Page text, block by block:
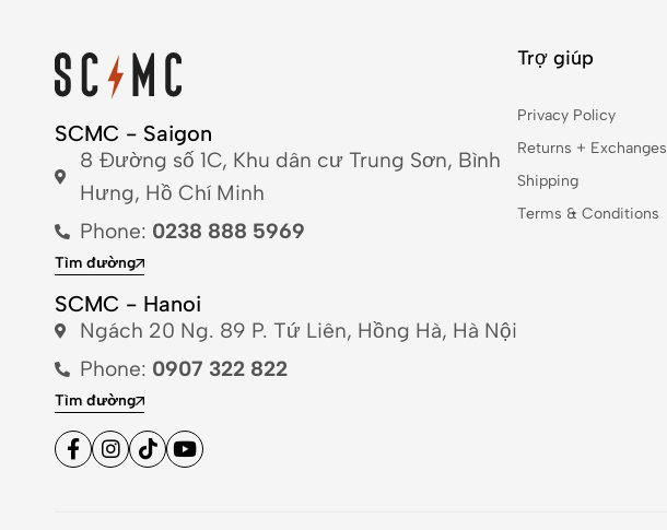
SCMC - Saigon
8 Đường số 1C, Khu dân cư Trung Sơn, Bình
Hưng, Hồ Chí Minh
Phone: 0238 888 5969
Tìm đường
SCMC - Hanoi
Ngách 20 Ng. 89 P. Tứ Liên, Hồng Hà, Hà Nội
Phone: 0907 322 822
Tìm đường
Trợ giúp
Privacy Policy
Returns + Exchanges
Shipping
Terms & Conditions